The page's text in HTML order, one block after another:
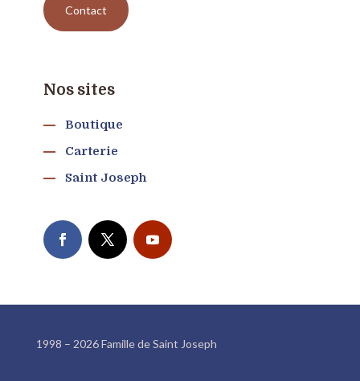
Contact
Nos sites
Boutique
Carterie
Saint Joseph
1998 – 2026 Famille de Saint Joseph